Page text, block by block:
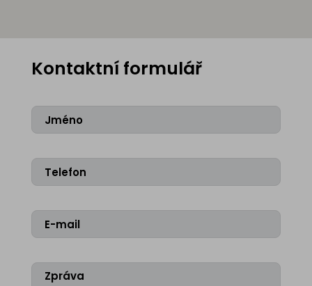
Kontaktní formulář